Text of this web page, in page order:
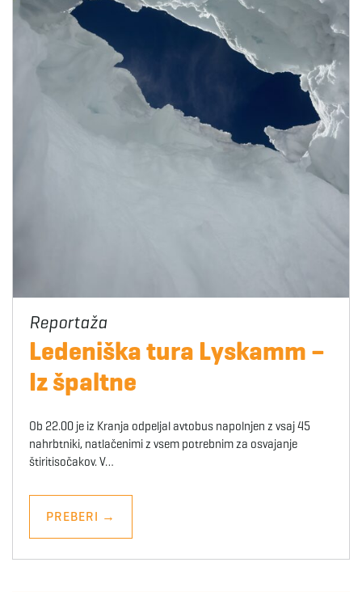
Ledeniška tura Lyskamm –
Iz špaltne
Ob 22.00 je iz Kranja odpeljal avtobus napolnjen z vsaj 45
nahrbtniki, natlačenimi z vsem potrebnim za osvajanje
štiritisočakov. V…
PREBERI →